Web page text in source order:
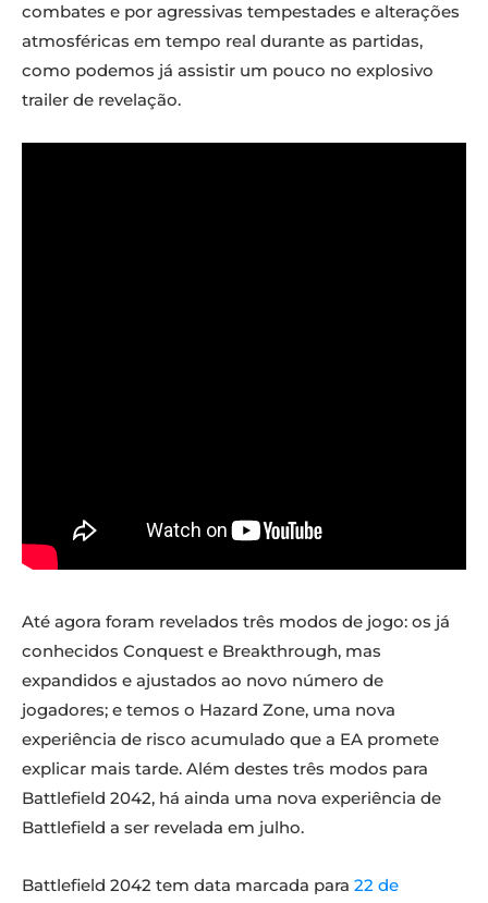
combates e por agressivas tempestades e alterações
atmosféricas em tempo real durante as partidas,
como podemos já assistir um pouco no explosivo
trailer de revelação.
Até agora foram revelados três modos de jogo: os já
conhecidos Conquest e Breakthrough, mas
expandidos e ajustados ao novo número de
jogadores; e temos o Hazard Zone, uma nova
experiência de risco acumulado que a EA promete
explicar mais tarde. Além destes três modos para
Battlefield 2042, há ainda uma nova experiência de
Battlefield a ser revelada em julho.
Battlefield 2042 tem data marcada para 22 de